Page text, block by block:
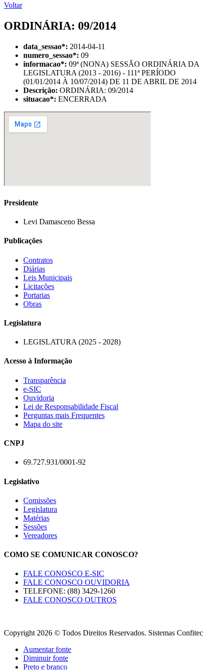
Voltar
ORDINÁRIA: 09/2014
data_sessao*: 2014-04-11
numero_sessao*: 09
informacao*: 09ª (NONA) SESSÃO ORDINÁRIA DA
LEGISLATURA (2013 - 2016) - 111ª PERÍODO
(01/01/2014 À 10/07/2014) DE 11 DE ABRIL DE 2014
Descrição: ORDINÁRIA: 09/2014
situacao*: ENCERRADA
Presidente
Levi Damasceno Bessa
Publicações
Contratos
Diárias
Leis Municipais
Licitações
Portarias
Obras
Legislatura
LEGISLATURA (2025 - 2028)
Acesso à Informação
Transparência
e-SIC
Ouvidoria
Lei de Responsabilidade Fiscal
Perguntas mais Frequentes
Mapa do site
CNPJ
69.727.931/0001-92
Legislativo
Comissões
Legislatura
Matérias
Sessões
Vereadores
COMO SE COMUNICAR CONOSCO?
FALE CONOSCO E-SIC
FALE CONOSCO OUVIDORIA
TELEFONE: (88) 3429-1260
FALE CONOSCO OUTROS
Copyright 2026 © Todos Direitos Reservados. Sistemas Confitec
Aumentar fonte
Diminuir fonte
Preto e branco